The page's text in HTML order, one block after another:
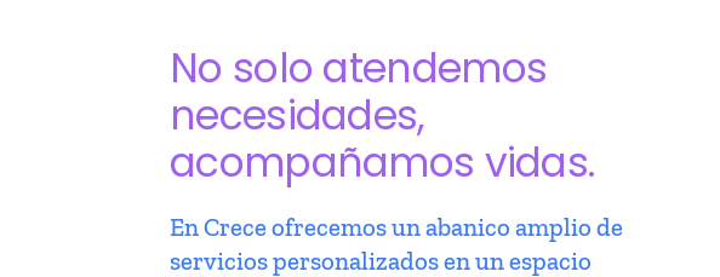
No solo atendemos
necesidades,
acompañamos vidas.
En Crece ofrecemos un abanico amplio de
servicios personalizados en un espacio